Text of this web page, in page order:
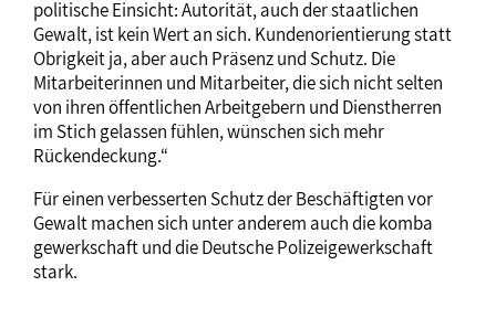
politische Einsicht: Autorität, auch der staatlichen
Gewalt, ist kein Wert an sich. Kundenorientierung statt
Obrigkeit ja, aber auch Präsenz und Schutz. Die
Mitarbeiterinnen und Mitarbeiter, die sich nicht selten
von ihren öffentlichen Arbeitgebern und Dienstherren
im Stich gelassen fühlen, wünschen sich mehr
Rückendeckung.“
Für einen verbesserten Schutz der Beschäftigten vor
Gewalt machen sich unter anderem auch die komba
gewerkschaft und die Deutsche Polizeigewerkschaft
stark.